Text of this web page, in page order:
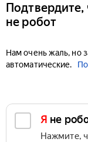
Подтвердите,
не робот
Нам очень жаль, но
автоматические.
Я не
Нажмите,